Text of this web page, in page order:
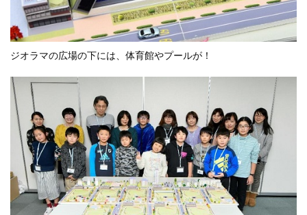
ジオラマの広場の下には、体育館やプールが！